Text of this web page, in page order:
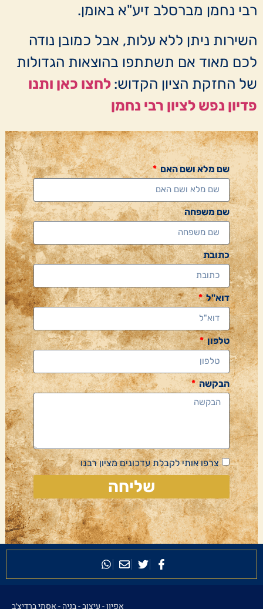
רבי נחמן מברסלב זיע"א באומן.
השירות ניתן ללא עלות, אבל כמובן נודה
לכם מאוד אם תשתתפו בהוצאות הגדולות
של החזקת הציון הקדוש: לחצו כאן ותנו
פדיון נפש לציון רבי נחמן
שם מלא ושם האם
שם משפחה
כתובת
דוא"ל
טלפון
הבקשה
צרפו אותי לקבלת עדכונים מציון רבנו
שליחה
אפיון - עיצוב - בניה -אסתי ברדיצ׳ב